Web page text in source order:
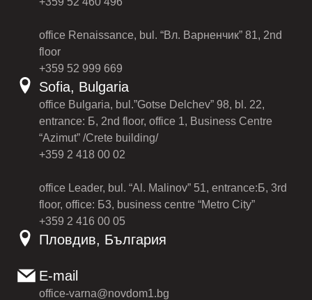
office Renaissance, bul. “Вл. Варненчик” 81, 2nd
floor
+359 52 999 669
Sofia, Bulgaria
office Bulgaria, bul.”Gotse Delchev” 98, bl. 22,
entrance: Б, 2nd floor, office 1, Business Centre
“Azimut” /Crete building/
+359 2 418 00 02
office Leader, bul. “Al. Malinov” 51, entrance:Б, 3rd
floor, office: Б3, business centre “Metro City”
+359 2 416 00 05
Пловдив, България
E-mail
office-varna@novdom1.bg